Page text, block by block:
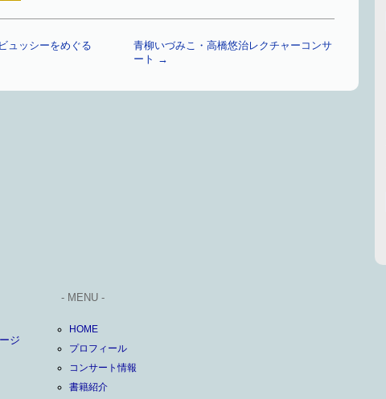
ュッシーをめぐる
青柳いづみこ・高橋悠治レクチャーコンサ
ート
→
ジ
- MENU -
HOME
プロフィール
コンサート情報
書籍紹介